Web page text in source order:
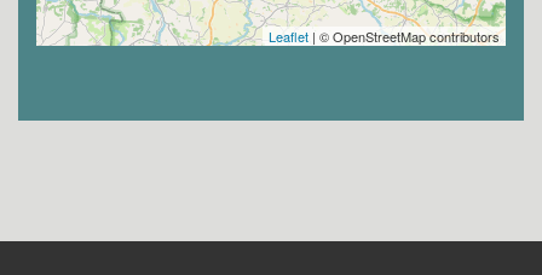
Leaflet | © OpenStreetMap contributors